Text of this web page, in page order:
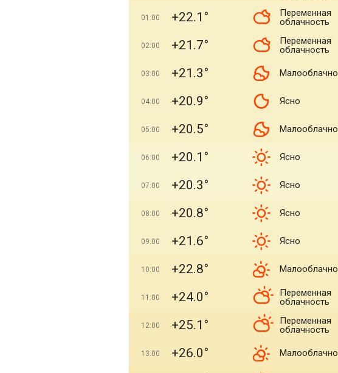
01:00 +22.1°
Переменная
облачность
02:00 +21.7°
Переменная
облачность
03:00 +21.3° Малооблачно
04:00 +20.9° Ясно
05:00 +20.5° Малооблачно
06:00 +20.1° Ясно
07:00 +20.3° Ясно
08:00 +20.8° Ясно
09:00 +21.6° Ясно
10:00 +22.8° Малооблачно
11:00 +24.0°
Переменная
облачность
12:00 +25.1°
Переменная
облачность
13:00 +26.0° Малооблачно